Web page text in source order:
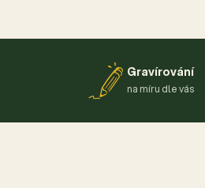
Gravírování
na míru dle vás